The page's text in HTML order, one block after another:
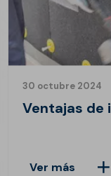
30 octubre 2024
Ventajas de
Ver más